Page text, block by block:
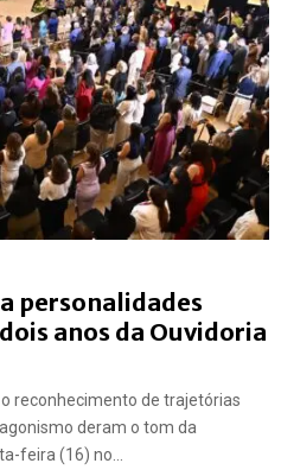
personalidades
anos da Ouvidoria
reconhecimento de trajetórias
deram o tom da
feira (16) no...